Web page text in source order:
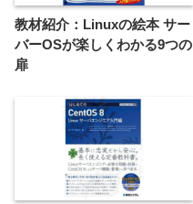
教材紹介：Linuxの絵本 サー
バーOSが楽しくわかる9つの
扉